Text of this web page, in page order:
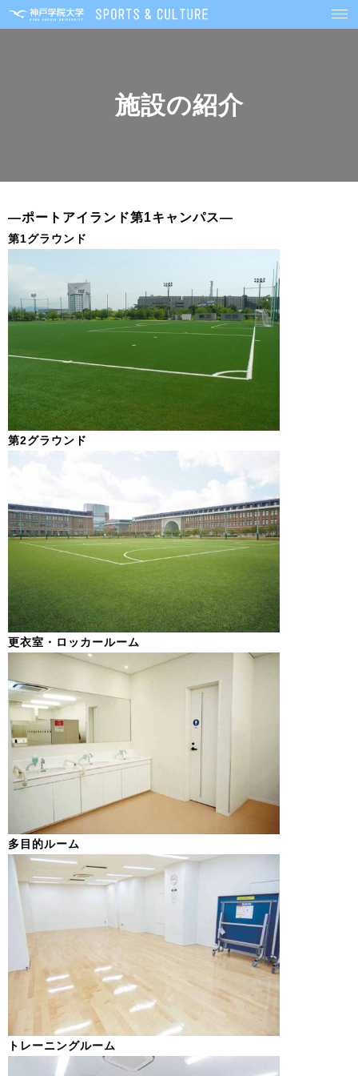
施設の紹介
―ポートアイランド第1キャンパス―
第1グラウンド
第2グラウンド
更衣室・ロッカールーム
多目的ルーム
トレーニングルーム